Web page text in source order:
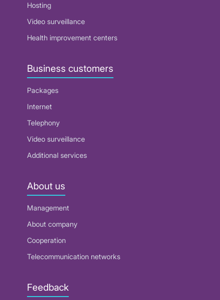
Hosting
Video surveillance
Health improvement centers
Business customers
Packages
Internet
Telephony
Video surveillance
Additional services
About us
Management
About company
Cooperation
Telecommunication networks
Feedback